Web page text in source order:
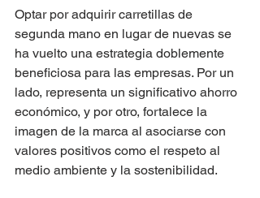
Optar por adquirir carretillas de
segunda mano en lugar de nuevas se
ha vuelto una estrategia doblemente
beneficiosa para las empresas. Por un
lado, representa un significativo ahorro
económico, y por otro, fortalece la
imagen de la marca al asociarse con
valores positivos como el respeto al
medio ambiente y la sostenibilidad.